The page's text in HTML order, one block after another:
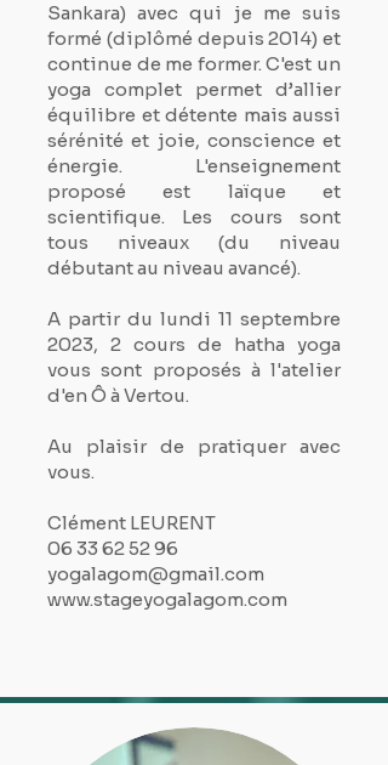
Sankara) avec qui je me suis
formé (diplômé depuis 2014) et
continue de me former. C'est un
yoga complet permet d’allier
équilibre et détente mais aussi
sérénité et joie, conscience et
énergie. L'enseignement
proposé est laïque et
scientifique. Les cours sont
tous niveaux (du niveau
débutant au niveau avancé).
A partir du lundi 11 septembre
2023, 2 cours de hatha yoga
vous sont proposés à l'atelier
d'en Ô à Vertou.
Au plaisir de pratiquer avec
vous.
Clément LEURENT
06 33 62 52 96
yogalagom@gmail.com
www.stageyogalagom.com